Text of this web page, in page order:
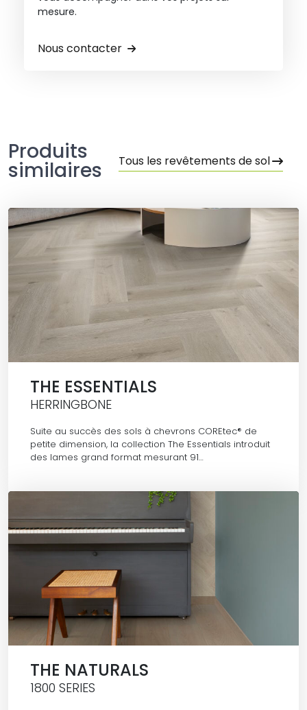
mesure.
Nous contacter
Produits
similaires Tous les revêtements de sol
THE ESSENTIALS
HERRINGBONE
Suite au succès des sols à chevrons COREtec® de
petite dimension, la collection The Essentials introduit
des lames grand format mesurant 91…
THE NATURALS
1800 SERIES